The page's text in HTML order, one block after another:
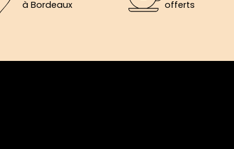
à Bordeaux
offerts